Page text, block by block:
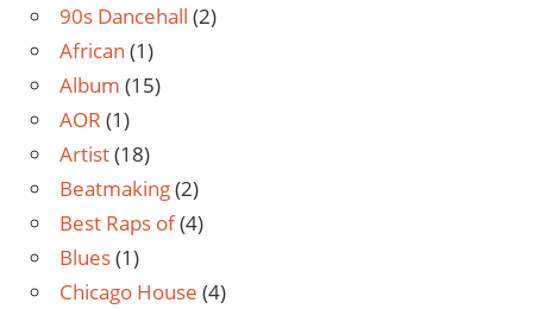
90s Dancehall (2)
African (1)
Album (15)
AOR (1)
Artist(18)
Beatmaking(2)
Best Raps of(4)
Blues(1)
Chicago House (4)